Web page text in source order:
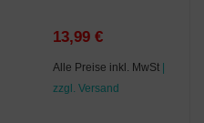
13,99 €
Alle Preise inkl. MwSt |
zzgl. Versand